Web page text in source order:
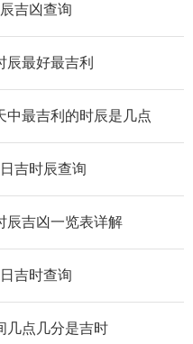
吉凶查询
辰最好最吉利
中最吉利的时辰是几点
吉时辰查询
辰吉凶一览表详解
吉时查询
几点几分是吉时